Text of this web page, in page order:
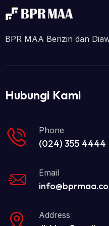
BPR MAA Berizin dan
Hubungi Kami
(024) 355 4444
Phone
Email
Address